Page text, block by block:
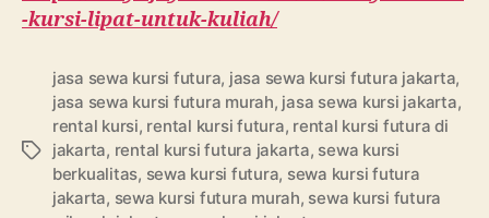
-kursi-lipat-untuk-kuliah/
Tags
jasa sewa kursi futura, jasa sewa kursi futura jakarta,
jasa sewa kursi futura murah, jasa sewa kursi jakarta,
rental kursi, rental kursi futura, rental kursi futura di
jakarta, rental kursi futura jakarta, sewa kursi
berkualitas, sewa kursi futura, sewa kursi futura
jakarta, sewa kursi futura murah, sewa kursi futura